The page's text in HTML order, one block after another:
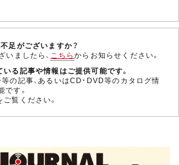
足がございますか？
いましたら、 こちらからお知らせください。
る記事や情報はご提供可能です。
の記事、あるいはCD・DVD等のカタログ情
です。
ご覧ください。